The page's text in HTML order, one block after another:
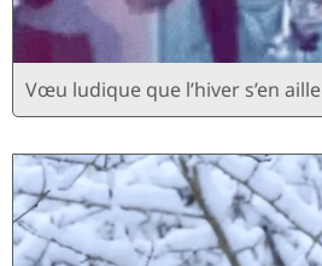
Vœu ludique que l’hiver s’en aille